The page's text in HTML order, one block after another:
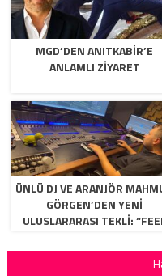
MGD’DEN ANITKABİR’E
ANLAMLI ZİYARET
ÜNLÜ DJ VE ARANJÖR
GÖRGEN’DEN YENI
ULUSLARARASI TEKLI: